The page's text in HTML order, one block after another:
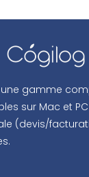
une gamme
sur Mac et
(devis/